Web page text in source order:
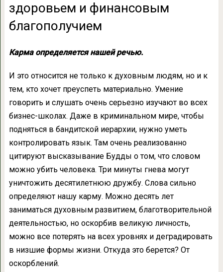
здоровьем и финансовым
благополучием
Карма определяется нашей речью.
И это относится не только к духовным людям, но и к
тем, кто хочет преуспеть материально. Умение
говорить и слушать очень серьезно изучают во всех
бизнес-школах. Даже в криминальном мире, чтобы
подняться в бандитской иерархии, нужно уметь
контролировать язык. Там очень реализованно
цитируют высказывание Будды о том, что словом
можно убить человека. Три минуты гнева могут
уничтожить десятилетнюю дружбу. Слова сильно
определяют нашу карму. Можно десять лет
заниматься духовным развитием, благотворительной
деятельностью, но оскорбив великую личность,
можно все потерять на всех уровнях и деградировать
в низшие формы жизни. Откуда это берется? От
оскорблений.